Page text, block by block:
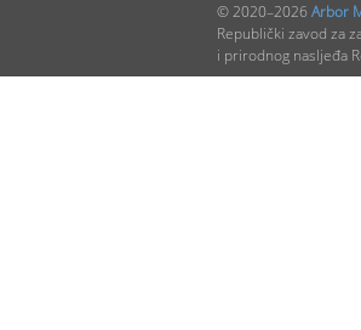
Status zaštite u RS: SZ
© 2020–2026 Arbor
Republički zavod za
i prirodnog nasljeđa